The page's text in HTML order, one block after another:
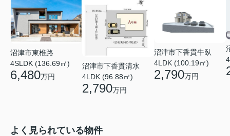
沼津市東椎路
4SLDK (136.69㎡)
6,480万円
沼津市下香貫清水
4LDK (96.88㎡)
2,790万円
沼津市下香貫牛臥
4LDK (100.19㎡)
2,790万円
よく見られている物件